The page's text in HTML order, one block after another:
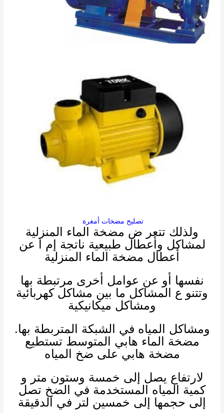
تصليح مضخات أمغرة
ولذلك تتعر ض مضخة الماء المنزلية
لمشاكل وأعطال طبيعية ناتجة إم ا عن
أعطال مضخة الماء المنزلية
نفسها أو عن عوامل أخرى مرتبطة بها
وتتنو ع المشاكل ما بين مشاكل كهربائية
ومشاكل ميكانيكية
ومشاكل المياه في الشبكة المتربطة بها.
مضخة الماء هابي المتوسط تستطيع
مضخة هابي على ضخ المياه
لارتفاع يصل إلى خمسة وستون متر و
كمية المياه المستخدمة في الضخ تصل
إلى حجمها إلى خمسين لتر في الدقيقة